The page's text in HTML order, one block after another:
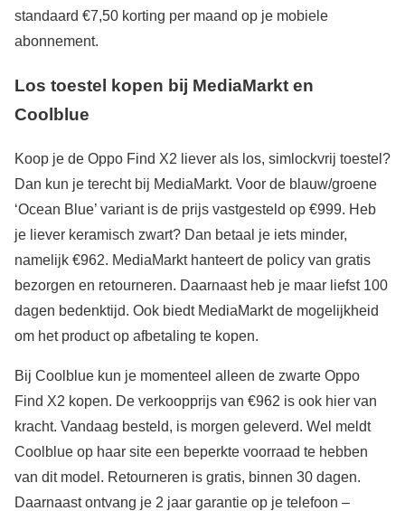
standaard €7,50 korting per maand op je mobiele
abonnement.
Los toestel kopen bij MediaMarkt en
Coolblue
Koop je de Oppo Find X2 liever als los, simlockvrij toestel?
Dan kun je terecht bij MediaMarkt. Voor de blauw/groene
‘Ocean Blue’ variant is de prijs vastgesteld op €999. Heb
je liever keramisch zwart? Dan betaal je iets minder,
namelijk €962. MediaMarkt hanteert de policy van gratis
bezorgen en retourneren. Daarnaast heb je maar liefst 100
dagen bedenktijd. Ook biedt MediaMarkt de mogelijkheid
om het product op afbetaling te kopen.
Bij Coolblue kun je momenteel alleen de zwarte Oppo
Find X2 kopen. De verkoopprijs van €962 is ook hier van
kracht. Vandaag besteld, is morgen geleverd. Wel meldt
Coolblue op haar site een beperkte voorraad te hebben
van dit model. Retourneren is gratis, binnen 30 dagen.
Daarnaast ontvang je 2 jaar garantie op je telefoon –